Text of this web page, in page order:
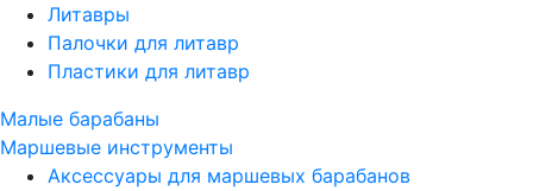
Литавры
Палочки для литавр
Пластики для литавр
Малые барабаны
Маршевые инструменты
Аксессуары для маршевых барабанов